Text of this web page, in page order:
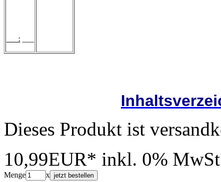
___:
Dieses Produkt ist
10,99EUR* inkl. 0%
Menge x jetzt bestellen